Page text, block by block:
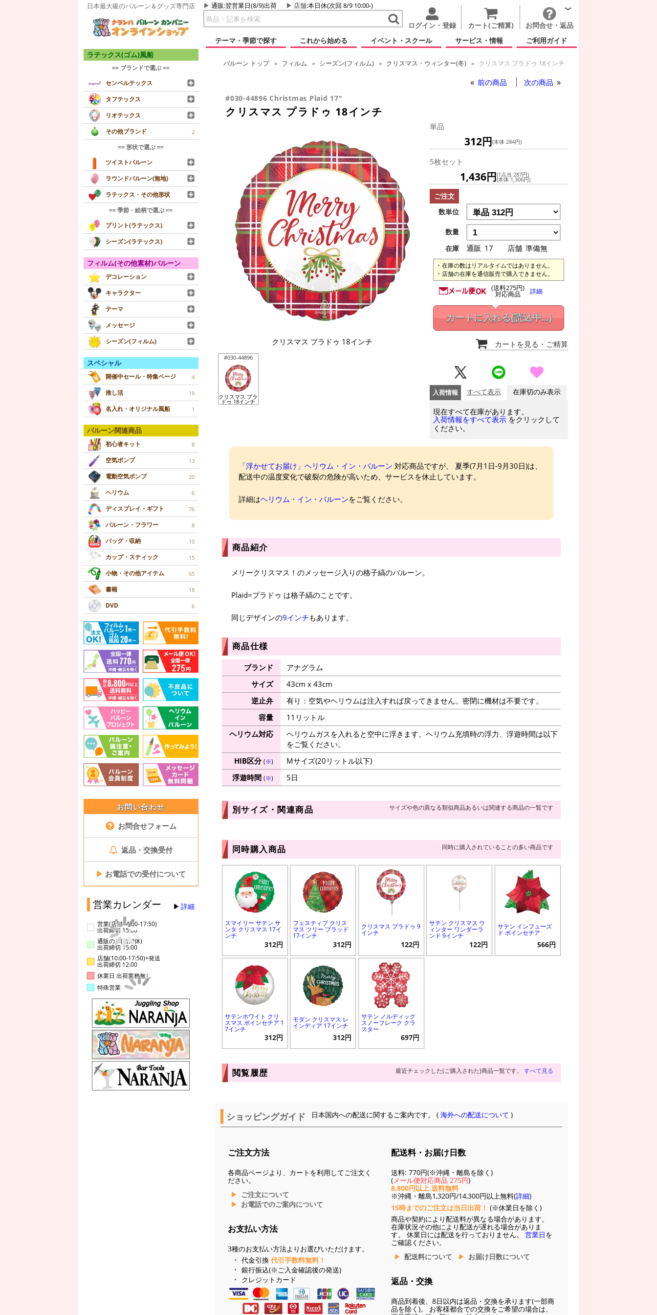
日本最大級のバルーン＆グッズ専門店 通販:翌営業日(8/9)出荷 店舗:本日休(次回 8/9 10:00-)
ログイン・登録 カート(ご精算)
お問合せ・返品
テーマ・季節で探す
これから始める イベント・スクール サービス・情報 ご利用ガイド
ラテックス(ゴム)風船
== ブランドで選ぶ ==
センペルテックス
タフテックス
リオテックス
その他ブランド
2
== 形状で選ぶ ==
ツイストバルーン
ラウンドバルーン(無地)
ラテックス・その他形状
== 季節・絵柄で選ぶ ==
プリント(ラテックス)
シーズン(ラテックス)
フィルム(その他素材)バルーン
デコレーション
キャラクター
テーマ
メッセージ
シーズン(フィルム)
スペシャル
開催中セール・特集ページ 4
推し活 19
名入れ・オリジナル風船 1
バルーン関連商品
初心者キット 8
空気ポンプ 13
電動空気ポンプ 20
ヘリウム 6
ディスプレイ・ギフト 76
バルーン・フラワー 8
バッグ・収納 10
カップ・スティック 15
小物・その他アイテム 65
書籍 18
DVD 6
お問い合わせ
お問合せフォーム
返品・交換受付
▶ お電話での受付について
営業カレンダー 詳細
営業(店舗14:00-17:50)
出荷締切 15:00
通販のみ(店舗休)
出荷締切 15:00
店舗(10:00-17:50)+発送
出荷締切 12:00
休業日 出荷業務無し
特殊営業
バルーン トップ フィルム シーズン(フィルム) クリスマス・ウィンター(冬) クリスマス プラドゥ 18インチ
前の商品 次の商品
#030-44896 Christmas Plaid 17"
クリスマス プラドゥ 18インチ
クリスマス プラドゥ 18インチ
#030-44896
クリスマス プラ
ドゥ 18インチ
単品
312円(本体 284円)
5枚セット
1,436円(1点当 287円)
(本体 1,306円)
ご注文
数単位
数量
在庫
通販 17 店舗 準備無
在庫の数はリアルタイムではありません。
店舗の在庫を通信販売で購入できません。
(送料275円)
対応商品 詳細
カートに入れる(読込中...)
カートを見る ・ご精算
入荷情報 すべて表示 在庫切のみ表示
現在すべて在庫があります。
入荷情報をすべて表示 をクリックして
ください。
「浮かせてお届け」ヘリウム・イン・バルーン 対応商品ですが、 夏季(7月1日-9月30日)は、
配送中の温度変化で破裂の危険が高いため、サービスを休止しています。
詳細はヘリウム・イン・バルーンをご覧ください。
商品紹介
メリークリスマス！のメッセージ入りの格子縞のバルーン。
Plaid=プラドゥ は格子縞のことです。
同じデザインの9インチもあります。
商品仕様
ブランド
アナグラム
サイズ
43cm x 43cm
逆止弁
有り：空気やヘリウムは注入すれば戻ってきません。密閉に機材は不要です。
容量
11リットル
ヘリウム対応
ヘリウムガスを入れると空中に浮きます。ヘリウム充填時の浮力、浮遊時間は以下
をご覧ください。
HIB区分(※)
Mサイズ(20リットル以下)
浮遊時間 (※) 5日
別サイズ・関連商品 サイズや色の異なる類似商品あるいは関連する商品の一覧です
同時購入商品 同時に購入されていることの多い商品です
スマイリー サテン サ
ンタ クリスマス 17イ
ンチ
312円
フェスティブ クリス
マス ツリー プラッド
17インチ
312円
クリスマス プラドゥ 9
インチ
122円
サテン クリスマス ウ
ィンター ワンダーラ
ンド 9インチ
122円
サテン インフューズ
ド ポインセチア
566円
サテンホワイト クリ
スマス ポインセチア 1
7インチ
312円
モダン クリスマス レ
インディア 17インチ
312円
サテン ノルディック
スノーフレーク クラ
スター
697円
閲覧履歴 最近チェックした(ご購入された)商品一覧です。 すべて見る
ショッピングガイド 日本国内への配送に関するご案内です。 (海外への配送について )
ご注文方法
各商品ページより、カートを利用してご注文く
ださい。
ご注文について
お電話でのご案内について
お支払い方法
3種のお支払い方法よりお選びいただけます。
代金引換 代引手数料無料！
銀行振込(※ご入金確認後の発送)
クレジットカード
配送料・お届け日数
送料: 770円(※沖縄・離島を除く)
(メール便対応商品 275円)
8,800円以上 送料無料
※沖縄・離島1,320円/14,300円以上無料(詳細)
15時までのご注文は当日出荷！ (※休業日を除く)
商品や契約により配送料が異なる場合があります。
在庫状況その他により配送が遅れる場合がありま
す。 休業日には配送を行っておりません。 営業日を
ご確認ください。
配送料について
お届け日数について
返品・交換
商品到着後、8日以内は返品・交換を承ります(一部商
品を除く)。 お客様都合での交換をご希望の場合は、